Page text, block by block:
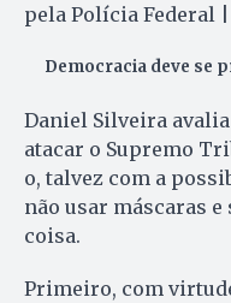
pela Polícia Federal
Democracia deve se
Daniel Silveira
atacar o Supremo
o, talvez com a
não usar máscaras e
coisa.
Primeiro, com